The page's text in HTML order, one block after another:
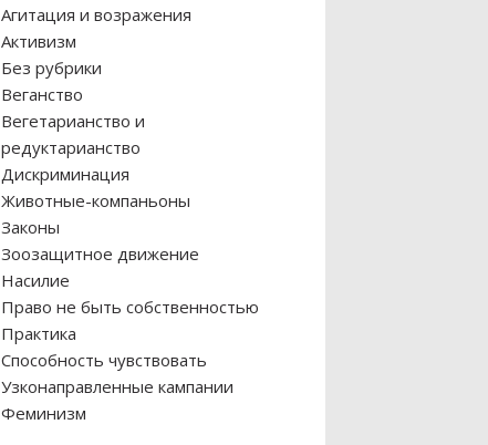
Агитация и возражения
Активизм
Без рубрики
Веганство
Вегетарианство и
редуктарианство
Дискриминация
Животные-компаньоны
Законы
Зоозащитное движение
Насилие
Право не быть собственностью
Практика
Способность чувствовать
Узконаправленные кампании
Феминизм